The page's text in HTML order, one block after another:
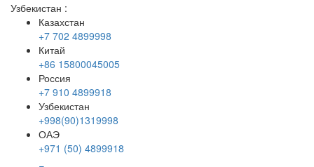
Узбекистан :
Казахстан
+7 702 4899998
Китай
+86 15800045005
Россия
+7 910 4899918
Узбекистан
+998(90)1319998
ОАЭ
+971 (50) 4899918